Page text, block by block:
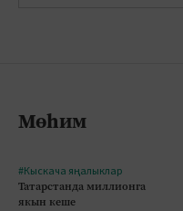
Мөһим
#Кыскача яңалыклар
Татарстанда миллионга
якын кеше